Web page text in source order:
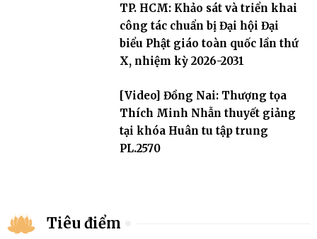
TP. HCM: Khảo sát và triển khai
công tác chuẩn bị Đại hội Đại
biểu Phật giáo toàn quốc lần thứ
X, nhiệm kỳ 2026-2031
[Video] Đồng Nai: Thượng tọa
Thích Minh Nhẫn thuyết giảng
tại khóa Huân tu tập trung
PL.2570
Tiêu điểm